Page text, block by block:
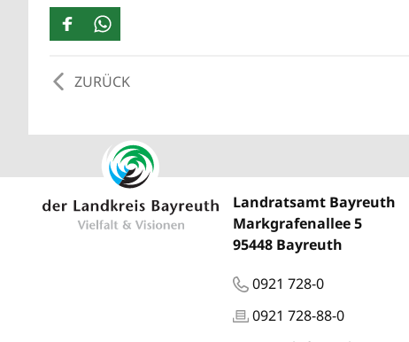
ZURÜCK
Landratsamt Bayreuth
Markgrafenallee 5
95448 Bayreuth
0921 728-0
0921 728-88-0